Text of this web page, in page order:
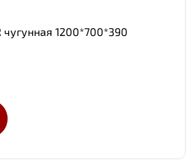
чугунная 1200*700*390